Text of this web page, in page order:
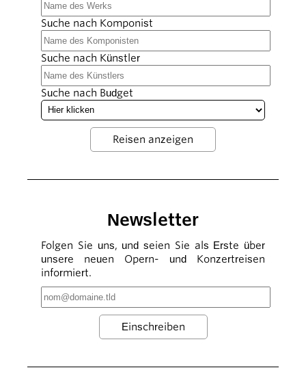
Suche nach Komponist
Suche nach Künstler
Suche nach Budget
Newsletter
Folgen Sie uns, und seien Sie als Erste über
unsere neuen Opern- und Konzertreisen
informiert.